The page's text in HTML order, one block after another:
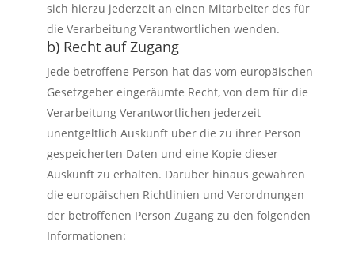
sich hierzu jederzeit an einen Mitarbeiter des für
die Verarbeitung Verantwortlichen wenden.
b) Recht auf Zugang
Jede betroffene Person hat das vom europäischen
Gesetzgeber eingeräumte Recht, von dem für die
Verarbeitung Verantwortlichen jederzeit
unentgeltlich Auskunft über die zu ihrer Person
gespeicherten Daten und eine Kopie dieser
Auskunft zu erhalten. Darüber hinaus gewähren
die europäischen Richtlinien und Verordnungen
der betroffenen Person Zugang zu den folgenden
Informationen: